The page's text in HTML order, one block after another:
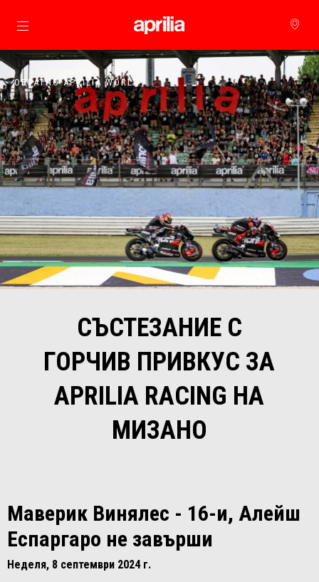
Основна страница
ОБРАТНО APRILIA WORLD
СЪСТЕЗАНИЕ С
ГОРЧИВ ПРИВКУС ЗА
APRILIA RACING НА
МИЗАНО
Маверик Винялес - 16-и, Алейш
Еспаргаро не завърши
Неделя, 8 септември 2024 г.